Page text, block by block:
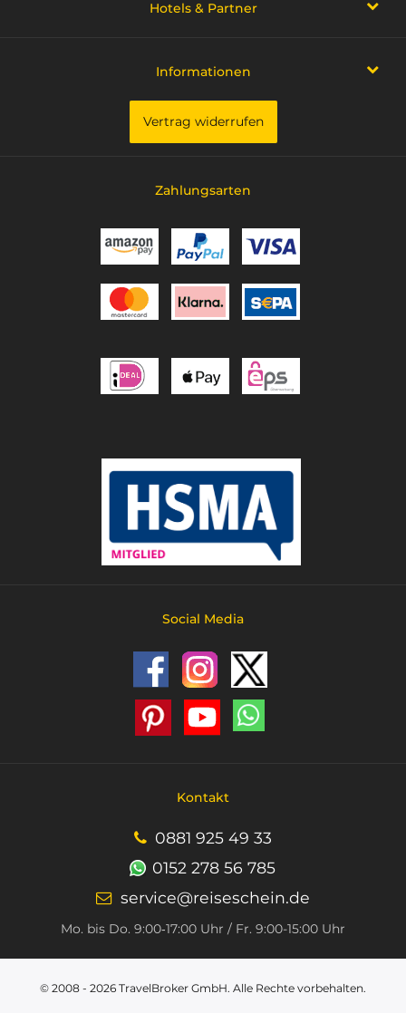
Hotels & Partner
Informationen
Vertrag widerrufen
Zahlungsarten
Social Media
Kontakt
0881 925 49 33
0152 278 56 785
service@reiseschein.de
Mo. bis Do. 9:00‑17:00 Uhr / Fr. 9:00-15:00 Uhr
© 2008 - 2026 TravelBroker GmbH. Alle Rechte vorbehalten.